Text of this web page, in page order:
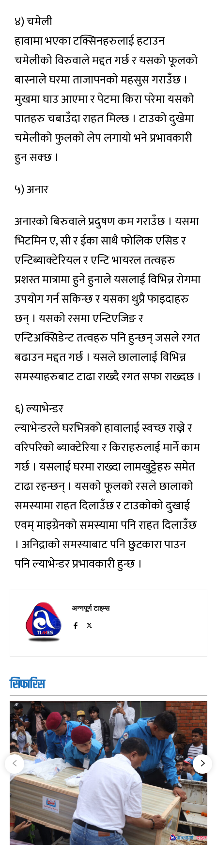
४) चमेली
हावामा भएका टक्सिनहरुलाई हटाउन
चमेलीको विरुवाले मद्दत गर्छ र यसको फूलको
बास्नाले घरमा ताजापनको महसुस गराउँछ ।
मुखमा घाउ आएमा र पेटमा किरा परेमा यसको
पातहरु चबाउँदा राहत मिल्छ । टाउको दुखेमा
चमेलीको फुलको लेप लगायो भने प्रभावकारी
हुन सक्छ ।
५) अनार
अनारको बिरुवाले प्रदुषण कम गराउँछ । यसमा
भिटमिन ए, सी र ईका साथै फोलिक एसिड र
एन्टिब्याक्टेरियल र एन्टि भायरल तत्वहरु
प्रशस्त मात्रामा हुने हुनाले यसलाई विभिन्न रोगमा
उपयोग गर्न सकिन्छ र यसका थुप्रै फाइदाहरु
छन् । यसको रसमा एन्टिएजिङ र
एन्टिअक्सिडेन्ट तत्वहरु पनि हुन्छन् जसले रगत
बढाउन मद्दत गर्छ । यसले छालालाई विभिन्न
समस्याहरुबाट टाढा राख्दै रगत सफा राख्दछ ।
६) ल्याभेन्डर
ल्याभेन्डरले घरभित्रको हावालाई स्वच्छ राख्ने र
वरिपरिको ब्याक्टेरिया र किराहरुलाई मार्ने काम
गर्छ । यसलाई घरमा राख्दा लामखुट्टेहरु समेत
टाढा रहन्छन् । यसको फूलको रसले छालाको
समस्यामा राहत दिलाउँछ र टाउकोको दुखाई
एवम् माइग्रेनको समस्यामा पनि राहत दिलाउँछ
। अनिद्राको समस्याबाट पनि छुटकारा पाउन
पनि ल्याभेन्डर प्रभावकारी हुन्छ ।
अन्नपूर्ण टाइम्स
सिफारिस